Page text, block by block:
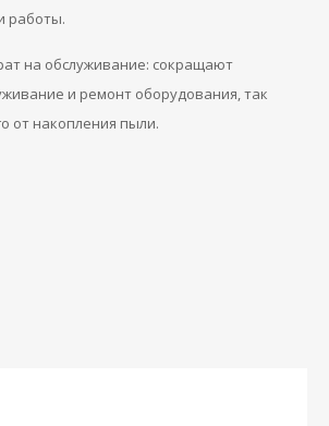
работы.
на обслуживание: сокращают
и ремонт оборудования, так
от накопления пыли.